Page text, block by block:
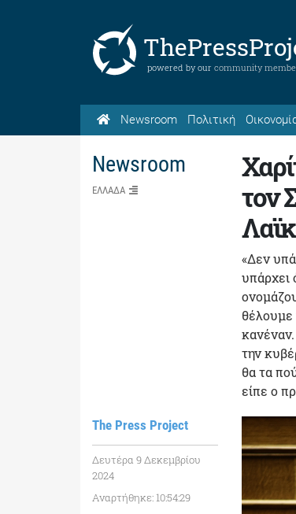
powered by our community
Newsroom Πολιτική
Newsroom
ΕΛΛΑΔΑ
The Press Project
Δευτέρα 9 Δεκεμβρίου
2024
Αναρτήθηκε: 10:54:29
τον
«Δεν
υπάρχει
θέλουμε
την
θα τα
είπε ο